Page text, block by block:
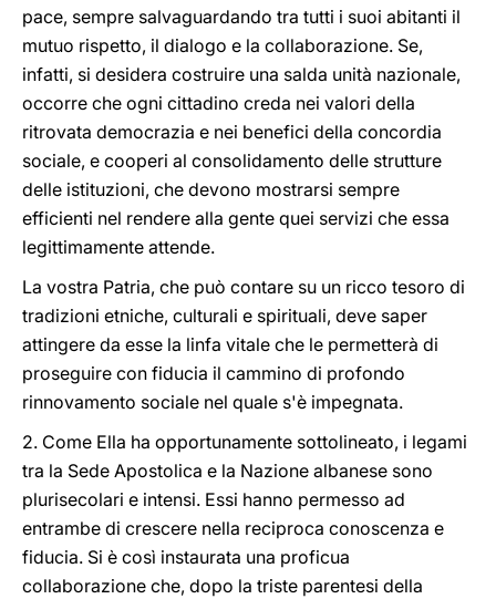
pace, sempre salvaguardando tra tutti i suoi abitanti il
mutuo rispetto, il dialogo e la collaborazione. Se,
infatti, si desidera costruire una salda unità nazionale,
occorre che ogni cittadino creda nei valori della
ritrovata democrazia e nei benefici della concordia
sociale, e cooperi al consolidamento delle strutture
delle istituzioni, che devono mostrarsi sempre
efficienti nel rendere alla gente quei servizi che essa
legittimamente attende.
La vostra Patria, che può contare su un ricco tesoro di
tradizioni etniche, culturali e spirituali, deve saper
attingere da esse la linfa vitale che le permetterà di
proseguire con fiducia il cammino di profondo
rinnovamento sociale nel quale s'è impegnata.
2. Come Ella ha opportunamente sottolineato, i legami
tra la Sede Apostolica e la Nazione albanese sono
plurisecolari e intensi. Essi hanno permesso ad
entrambe di crescere nella reciproca conoscenza e
fiducia. Si è così instaurata una proficua
collaborazione che, dopo la triste parentesi della